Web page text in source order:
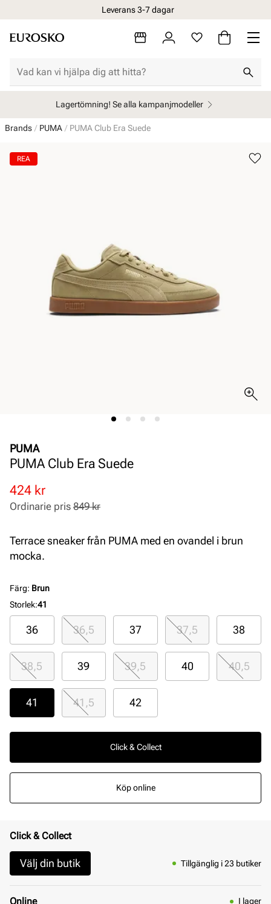
Leverans 3-7 dagar
Lagertömning! Se alla kampanjmodeller
Brands PUMA PUMA Club Era Suede
REA
PUMA
PUMA Club Era Suede
Rabatterat
pris
424 kr
Ordinarie
pris
Ordinarie pris 849 kr
Terrace sneaker från PUMA med en ovandel i brun
mocka.
Färg: Brun
Storlek:41
36 36,5 37 37,5 38
38,5 39 39,5 40 40,5
41 41,5 42
Click & Collect
Köp online
Click & Collect
Välj din butik Tillgänglig i 23 butiker
Online I lager